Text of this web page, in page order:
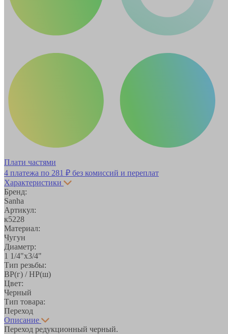
Плати частями
4 платежа по 281 ₽ без комиссий и переплат
Характеристики
Бренд:
Sanha
Артикул:
к5228
Материал:
Чугун
Диаметр:
1 1/4"х3/4"
Тип резьбы:
ВР(г) / НР(ш)
Цвет:
Черный
Тип товара:
Переход
Описание
Переход редукционный черный.